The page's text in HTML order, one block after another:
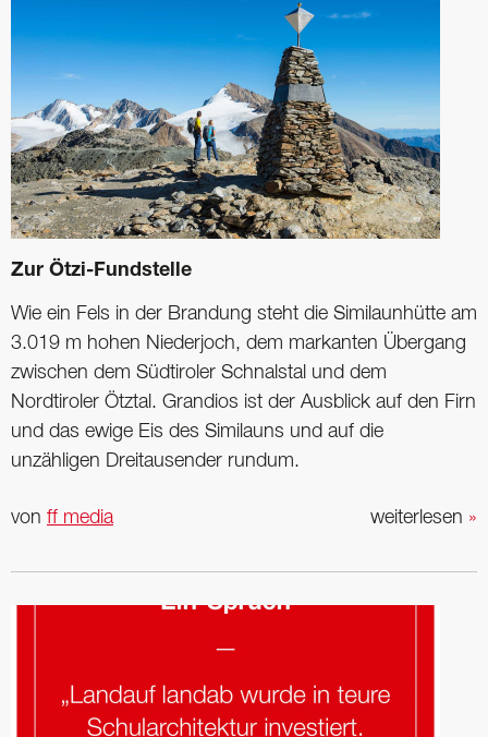
Zur Ötzi-Fundstelle
Wie ein Fels in der Brandung steht die Similaunhütte am
3.019 m hohen Niederjoch, dem markanten Übergang
zwischen dem Südtiroler Schnalstal und dem
Nordtiroler Ötztal. Grandios ist der Ausblick auf den Firn
und das ewige Eis des Similauns und auf die
unzähligen Dreitausender rundum.
weiterlesen »
von ff media